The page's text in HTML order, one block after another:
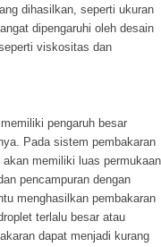
dihasilkan, seperti ukuran
dipengaruhi oleh desain
viskositas dan
pengaruh besar
Pada sistem pembakaran
memiliki luas permukaan
pencampuran dengan
menghasilkan pembakaran
terlalu besar atau
dapat menjadi kurang